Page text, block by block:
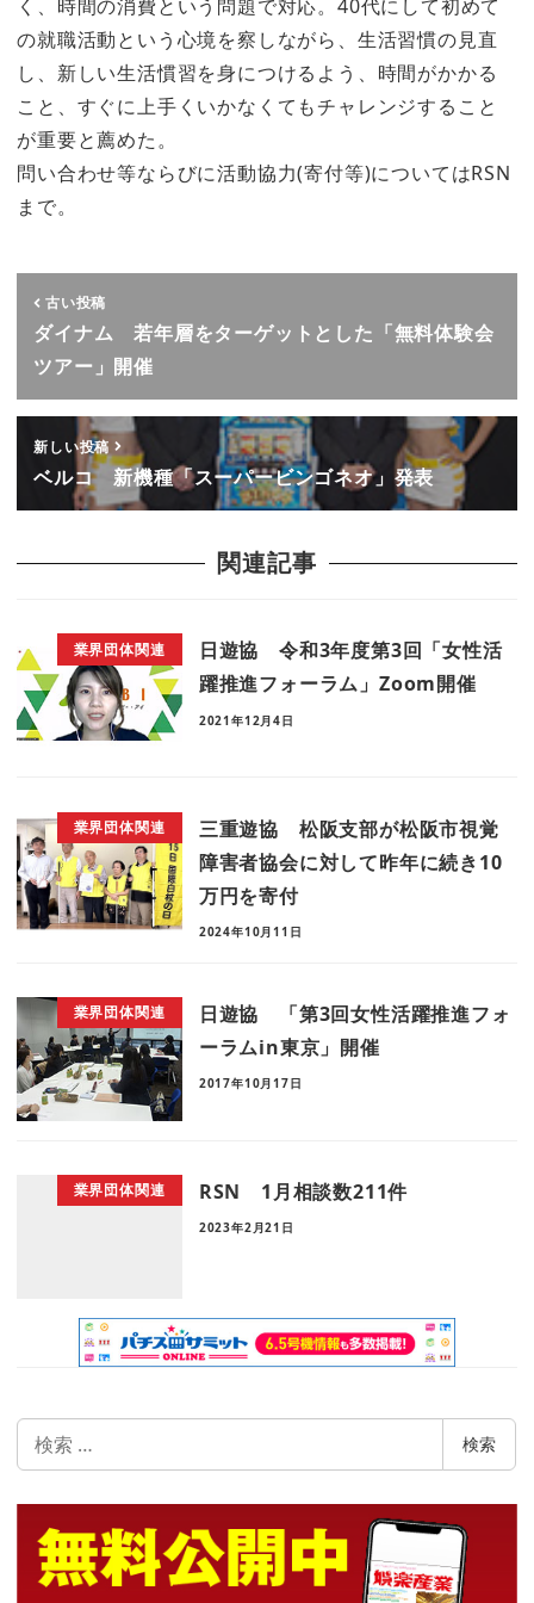
く、時間の消費という問題で対応。40代にして初めて
の就職活動という心境を察しながら、生活習慣の見直
し、新しい生活慣習を身につけるよう、時間がかかる
こと、すぐに上手くいかなくてもチャレンジすること
が重要と薦めた。
問い合わせ等ならびに活動協力(寄付等)についてはRSN
まで。
古い投稿
ダイナム 若年層をターゲットとした「無料体験会
ツアー」開催
新しい投稿
ベルコ 新機種「スーパービンゴネオ」発表
関連記事
業界団体関連
日遊協 令和3年度第3回「女性活
躍推進フォーラム」Zoom開催
2021年12月4日
業界団体関連
三重遊協 松阪支部が松阪市視覚
障害者協会に対して昨年に続き10
万円を寄付
2024年10月11日
業界団体関連
日遊協 「第3回女性活躍推進フォ
ーラムin東京」開催
2017年10月17日
業界団体関連 RSN 1月相談数211件
2023年2月21日
索
検索